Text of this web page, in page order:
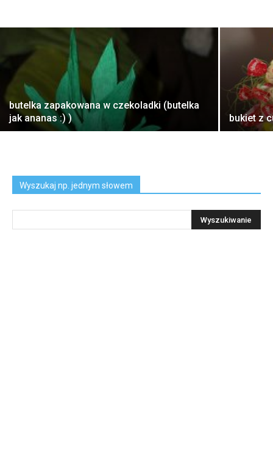
butelka zapakowana w czekoladki (butelka
jak ananas :) )
bukiet z
Wyszukaj np. jednym słowem